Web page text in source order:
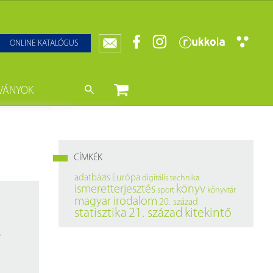
ONLINE KATALÓGUS
CÍMKÉK
adatbázis Európa digitális technika
ismeretterjesztés sport könyv könyvtár
magyar irodalom 20. század
statisztika 21. század kitekintő